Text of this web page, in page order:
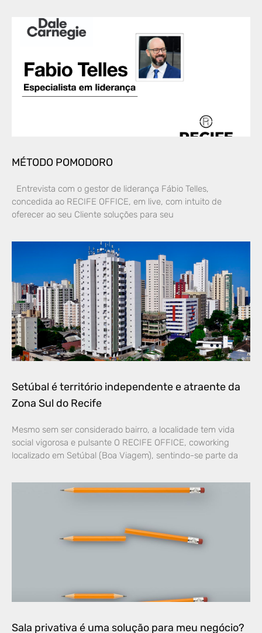
MÉTODO POMODORO
Entrevista com o gestor de liderança Fábio Telles,
concedida ao RECIFE OFFICE, em live, com intuito de
oferecer ao seu Cliente soluções para seu
Setúbal é território independente e atraente da
Zona Sul do Recife
Mesmo sem ser considerado bairro, a localidade tem vida
social vigorosa e pulsante O RECIFE OFFICE, coworking
localizado em Setúbal (Boa Viagem), sentindo-se parte da
Sala privativa é uma solução para meu negócio?